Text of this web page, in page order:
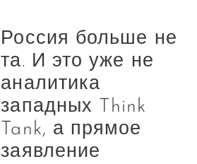
Россия больше не
та. И это уже не
аналитика
западных Think
Tank, а прямое
заявление